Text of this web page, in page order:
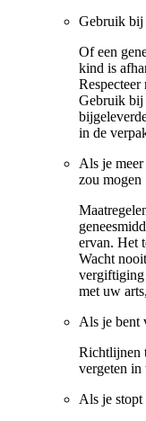
Gebruik bij
Of een
kind is
Respecteer
Gebruik bij
in de
Als je
zou mogen
ervan. Het
Wacht
vergiftiging
met uw
Als je bent
Richtlijnen
vergeten in
Als je stopt